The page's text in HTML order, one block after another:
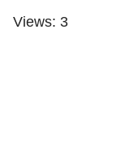
Views: 3